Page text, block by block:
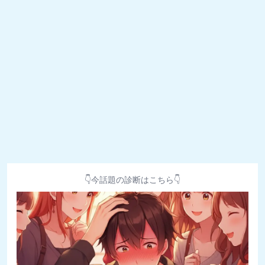
👇今話題の診断はこちら👇